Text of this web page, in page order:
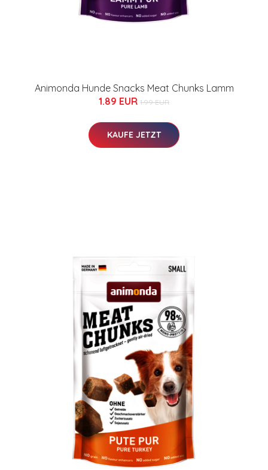
Animonda Hunde Snacks Meat Chunks Lamm
1.89 EUR 1.99 EUR
KAUFE JETZT